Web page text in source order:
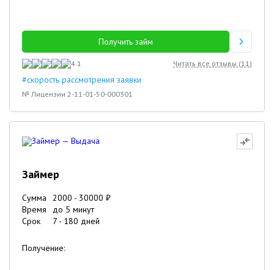
Получить займ
4.1 Читать все отзывы (11)
#скорость рассмотрения заявки
№ Лицензии 2-11-01-50-000301
Займер
Сумма 2000 - 30000 ₽
Время
до 5 минут
Срок
7 - 180 дней
Получение: